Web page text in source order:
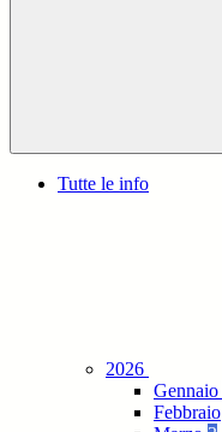
Tutte le info
2026
Gennaio
Febbraio